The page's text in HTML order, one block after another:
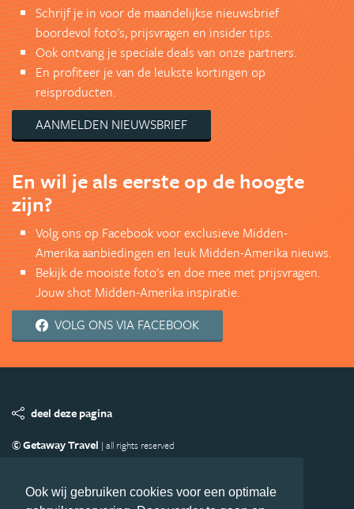
Ook wij gebruiken cookies voor een optimale
Schrijf je in voor de maandelijkse nieuwsbrief
boordevol foto's, prijsvragen en insider tips.
Ook ontvang je speciale deals van onze partners.
En profiteer je van de leukste kortingen op
reisproducten.
AANMELDEN NIEUWSBRIEF
En wil je als eerste op de hoogte
zijn?
Volg ons op Facebook voor exclusieve Midden-
Amerika aanbiedingen en leuk Midden-Amerika nieuws.
Bekijk de mooiste foto's en doe mee met prijsvragen.
Jouw shot Midden-Amerika inspiratie.
VOLG ONS VIA FACEBOOK
deel deze pagina
© Getaway Travel | all rights reserved
Copyright
Privacy statement Disclaimer
Cookies